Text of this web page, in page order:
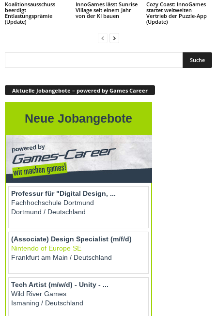
Koalitionsausschuss
beerdigt
Entlastungsprämie
(Update)
InnoGames lässt Sunrise
Village seit einem Jahr
von der KI bauen
Cozy Coast: InnoGames
startet weltweiten
Vertrieb der Puzzle-App
(Update)
Aktuelle Jobangebote – powered by Games Career